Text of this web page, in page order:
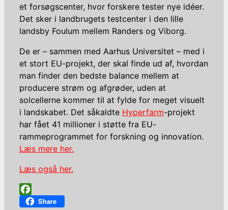
et forsøgscenter, hvor forskere tester nye idéer.
Det sker i landbrugets testcenter i den lille
landsby Foulum mellem Randers og Viborg.
De er – sammen med Aarhus Universitet – med i
et stort EU-projekt, der skal finde ud af, hvordan
man finder den bedste balance mellem at
producere strøm og afgrøder, uden at
solcellerne kommer til at fylde for meget visuelt
i landskabet. Det såkaldte Hyperfarm-projekt
har fået 41 millioner i støtte fra EU-
rammeprogrammet for forskning og innovation.
Læs mere her.
Læs også her.
Facebook
Share